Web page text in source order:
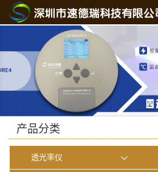
产品分类
透光率仪